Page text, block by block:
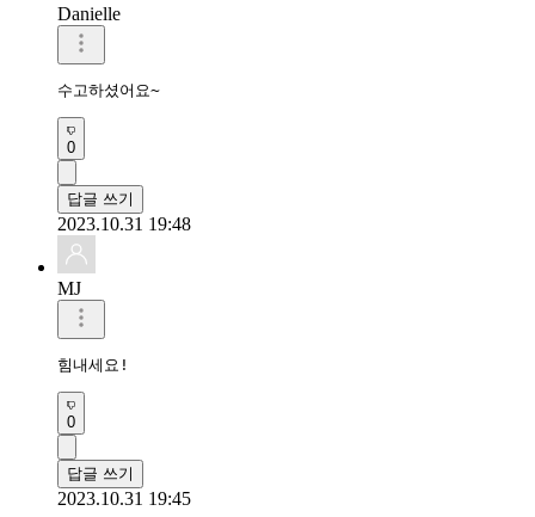
Danielle
수고하셨어요~
0
답글 쓰기
2023.10.31 19:48
MJ
힘내세요!
0
답글 쓰기
2023.10.31 19:45